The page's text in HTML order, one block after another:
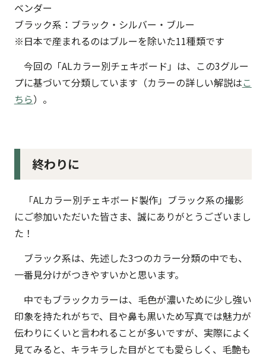
ベンダー
ブラック系：ブラック・シルバー・ブルー
※日本で産まれるのはブルーを除いた11種類です
今回の「ALカラー別チェキボード」は、この3グルー
プに基づいて分類しています（カラーの詳しい解説はこ
ちら）。
終わりに
「ALカラー別チェキボード製作」ブラック系の撮影
にご参加いただいた皆さま、誠にありがとうございまし
た！
ブラック系は、先述した3つのカラー分類の中でも、
一番見分けがつきやすいかと思います。
中でもブラックカラーは、毛色が濃いために少し強い
印象を持たれがちで、目や鼻も黒いため写真では魅力が
伝わりにくいと言われることが多いですが、実際によく
見てみると、キラキラした目がとても愛らしく、毛艶も